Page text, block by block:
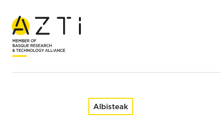
Hasiera Albisteak
Hirurogeita hamar urte atunak, marlinak eta marrazoak
munduko ozeanoen osasunaren zaindari
Albisteak